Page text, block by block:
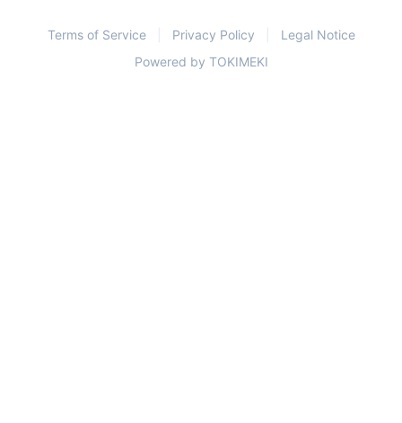
Terms of Service Privacy Policy
Legal Notice
Powered by TOKIMEKI